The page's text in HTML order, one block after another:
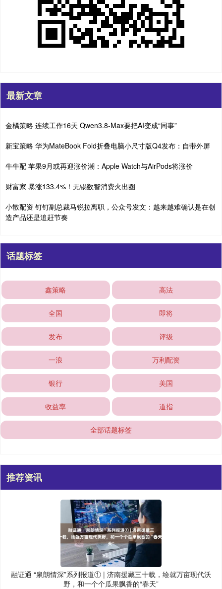
最新文章
金橘策略 连续工作16天 Qwen3.8-Max要把AI变成“同事”
新宝策略 华为MateBook Fold折叠电脑小尺寸版Q4发布：自带外屏
牛牛配 苹果9月或再迎涨价潮：Apple Watch与AirPods将涨价
财富家 暴涨133.4%！无锡数智消费火出圈
小散配资 钉钉副总裁马锐拉离职，公众号发文：越来越难确认是在创
造产品还是追赶节奏
话题标签
鑫策略 高法
全国 即将
发布 评级
一浪 万利配资
银行 美国
收益率 道指
全部话题标签
推荐资讯
融证通 “泉朗情深”系列报道① | 济南援藏三十载，绘就万亩现代沃
野，和一个个瓜果飘香的“春天”